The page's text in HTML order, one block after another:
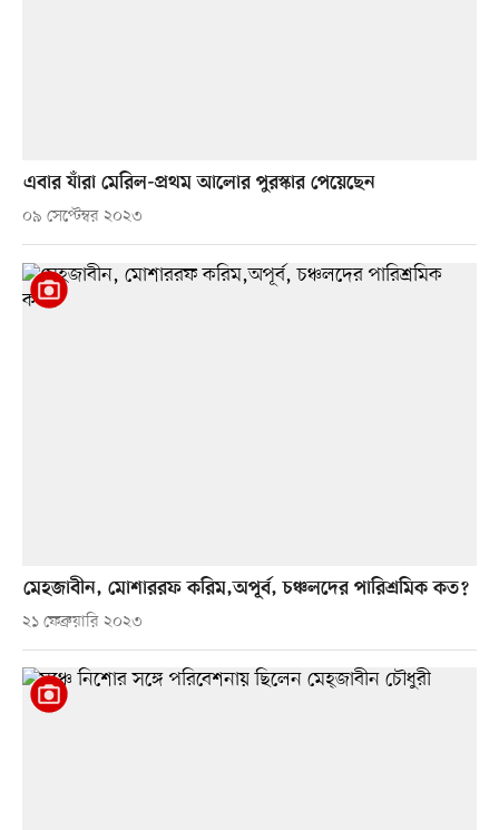
এবার যাঁরা মেরিল-প্রথম আলোর পুরস্কার পেয়েছেন
০৯ সেপ্টেম্বর ২০২৩
মেহজাবীন, মোশাররফ করিম,অপূর্ব, চঞ্চলদের পারিশ্রমিক কত?
২১ ফেব্রুয়ারি ২০২৩